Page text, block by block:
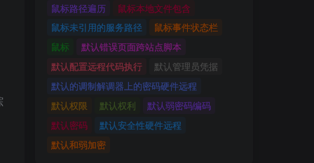
鼠标路径遍历
鼠标本地文件包含
鼠标未引用的服务路径
鼠标事件状态栏
鼠标
默认错误页面跨站点脚本
默认配置远程代码执行
默认管理员凭据
默认的调制解调器上的密码硬件远程
默认权限
默认权利
默认弱密码编码
默认密码
默认安全性硬件远程
默认和弱加密